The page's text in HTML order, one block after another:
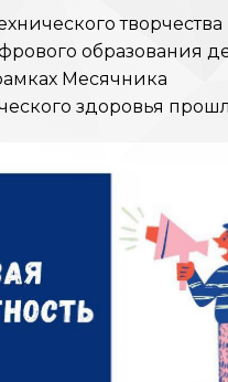
творчества
образования
Месячника
здоровья